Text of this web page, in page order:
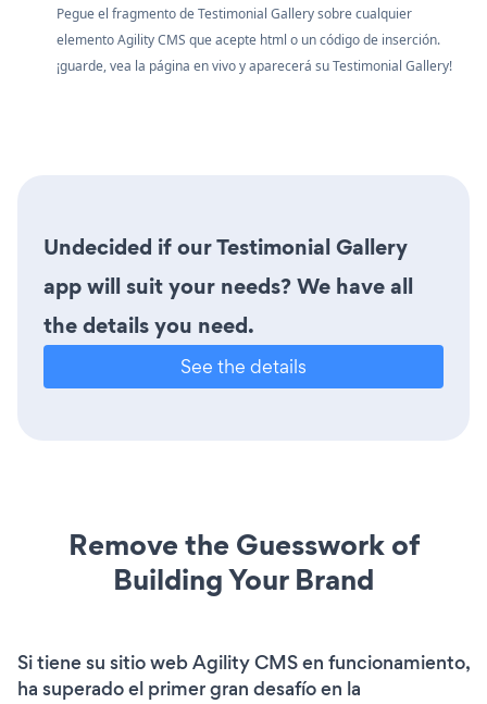
Pegue el fragmento de Testimonial Gallery sobre cualquier
elemento Agility CMS que acepte html o un código de inserción.
¡guarde, vea la página en vivo y aparecerá su Testimonial Gallery!
Undecided if our Testimonial Gallery
app will suit your needs? We have all
the details you need.
See the details
Remove the Guesswork of
Building Your Brand
Si tiene su sitio web Agility CMS en funcionamiento,
ha superado el primer gran desafío en la